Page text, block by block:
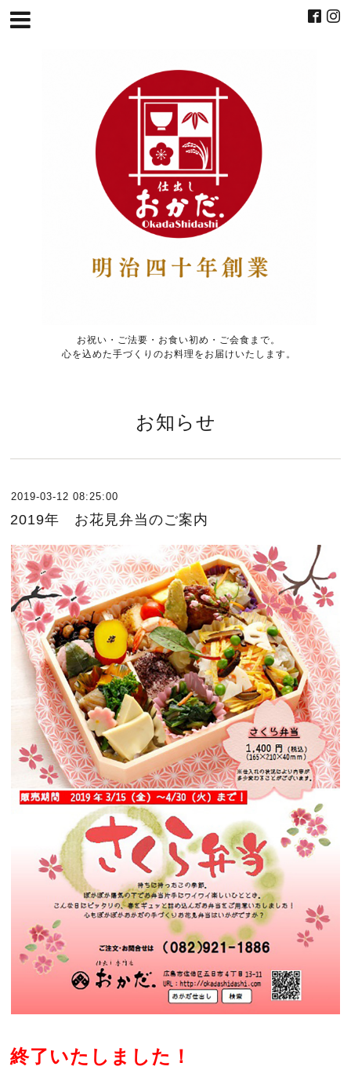
お祝い・ご法要・お食い初め・ご会食まで。
心を込めた手づくりのお料理をお届けいたします。
お知らせ
2019-03-12 08:25:00
2019年 お花見弁当のご案内
終了いたしました！